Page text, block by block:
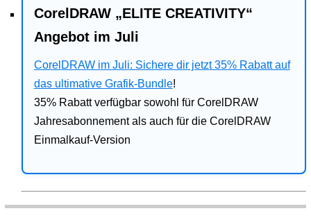
CorelDRAW „ELITE CREATIVITY“
Angebot im Juli
CorelDRAW im Juli: Sichere dir jetzt 35% Rabatt auf
das ultimative Grafik-Bundle!
35% Rabatt verfügbar sowohl für CorelDRAW
Jahresabonnement als auch für die CorelDRAW
Einmalkauf-Version